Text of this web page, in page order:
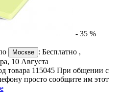
- 35 %
Москве : Бесплатно ,
10 Августа
товара 115045 При общении с
просто сообщите им этот